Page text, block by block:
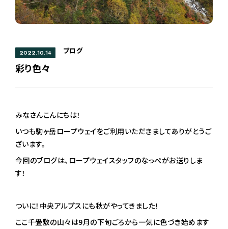
2022.10.14 ブログ
彩り色々
みなさんこんにちは！
いつも駒ヶ岳ロープウェイをご利用いただきましてありがとうご
ざいます。
今回のブログは、ロープウェイスタッフのなっぺがお送りしま
す！
ついに！中央アルプスにも秋がやってきました！
ここ千畳敷の山々は9月の下旬ごろから一気に色づき始めます